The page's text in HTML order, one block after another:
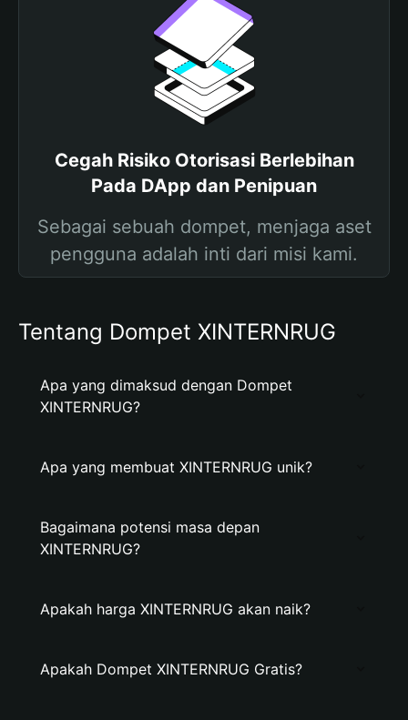
Cegah Risiko Otorisasi Berlebihan
Pada DApp dan Penipuan
Sebagai sebuah dompet, menjaga aset
pengguna adalah inti dari misi kami.
Tentang Dompet XINTERNRUG
Apa yang dimaksud dengan Dompet
XINTERNRUG?
Apa yang membuat XINTERNRUG unik?
Bagaimana potensi masa depan
XINTERNRUG?
Apakah harga XINTERNRUG akan naik?
Apakah Dompet XINTERNRUG Gratis?